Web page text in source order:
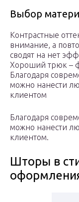
Выбор
Контрастные
внимание, а
сводят на нет
Хороший трюк –
Благодаря
можно нанести
клиентом
Благодаря
можно нанести
клиентом.
Шторы в